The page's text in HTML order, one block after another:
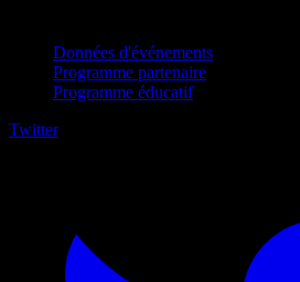
Données d'événements
Programme partenaire
Programme éducatif
Twitter